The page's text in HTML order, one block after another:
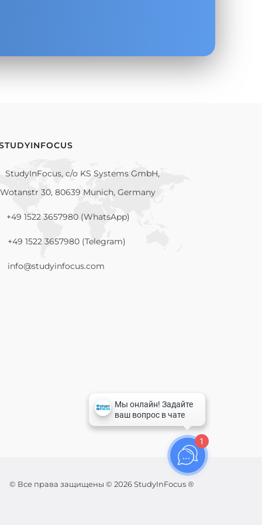
StudyInFocus, c/o KS Systems GmbH,
Wotanstr 30, 80639 Munich, Germany
+49 1522 3657980 (WhatsApp)
+49 1522 3657980 (Telegram)
info@studyinfocus.com
© Все права защищены © 2026 StudyInFocus ®
1